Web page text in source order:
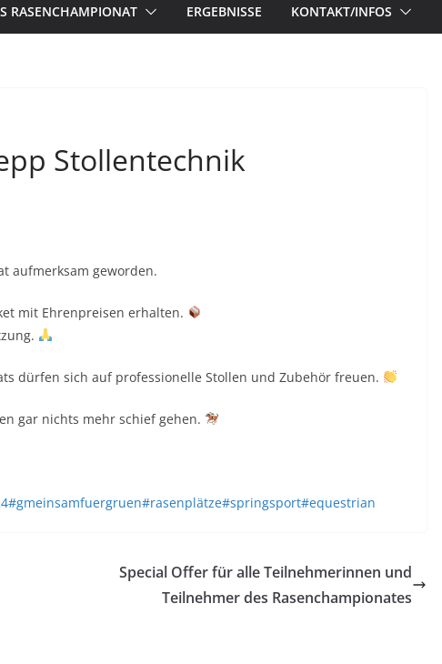
RASENCHAMPIONAT ERGEBNISSE KONTAKT/INFOS
Stollentechnik
aufmerksam geworden.
mit Ehrenpreisen erhalten.
dürfen sich auf professionelle Stollen und Zubehör freuen.
gar nichts mehr schief gehen.
#gmeinsamfuergruen#rasenplätze#springsport#equestrian
Special Offer für alle Teilnehmerinnen und
Teilnehmer des Rasenchampionates